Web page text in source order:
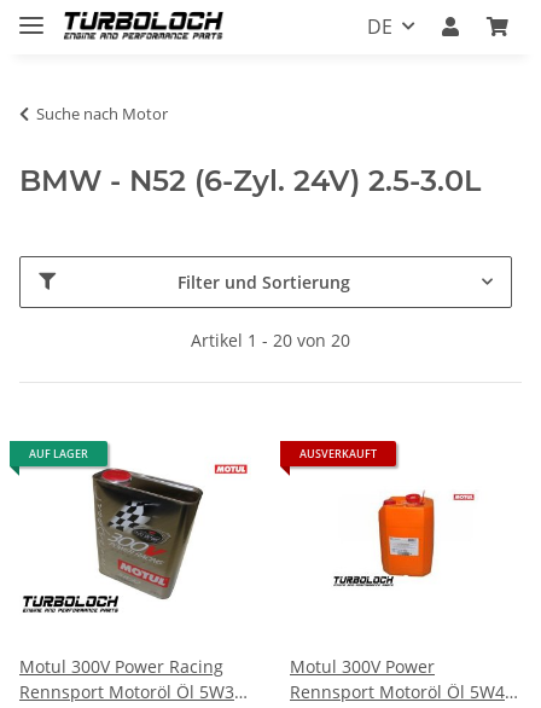
DE
Suche nach Motor
BMW - N52 (6-Zyl. 24V) 2.5-3.0L
Filter und Sortierung
Artikel 1 - 20 von 20
AUF LAGER
Motul 300V Power Racing
Rennsport Motoröl Öl 5W30
AUSVERKAUFT
Motul 300V Power
Rennsport Motoröl Öl 5W40